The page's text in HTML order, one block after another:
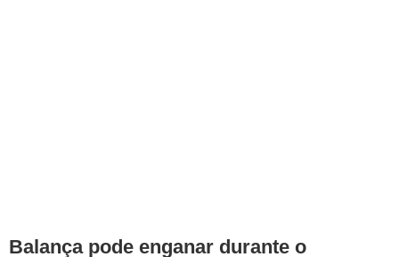
Balança pode enganar durante o